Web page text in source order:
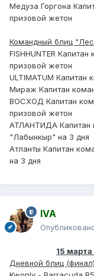
Медуза Горгона
призовой жетон
Командный блиц
FISHHUNTER
призовой жетон
ULTIMATUM
Мираж Капитан
ВОСХОД Капитан
призовой жетон
АТЛАНТИДА Капитан
"Лабынкыр" на 3 дня
Атланты Капитан
на 3 дня
IVA
15
Дневной блиц